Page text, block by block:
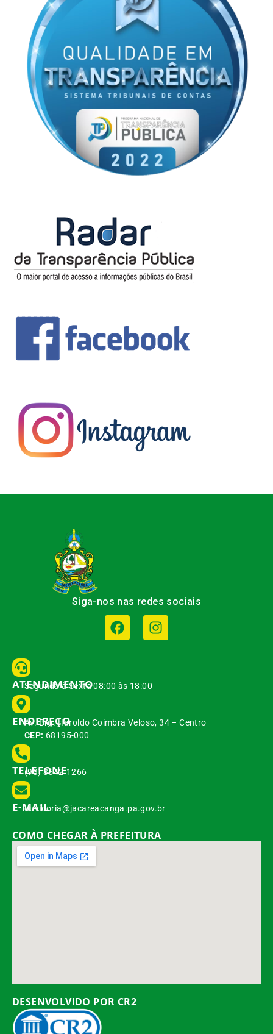
Siga-nos nas redes sociais
ATENDIMENTO
Segunda à Sexta 08:00 às 18:00
ENDEREÇO
Av. Brg. Haroldo Coimbra Veloso, 34 – Centro
CEP: 68195-000
TELEFONE
(93) 3542-1266
E-MAIL
ouvidoria@jacareacanga.pa.gov.br
COMO CHEGAR À PREFEITURA
DESENVOLVIDO POR CR2